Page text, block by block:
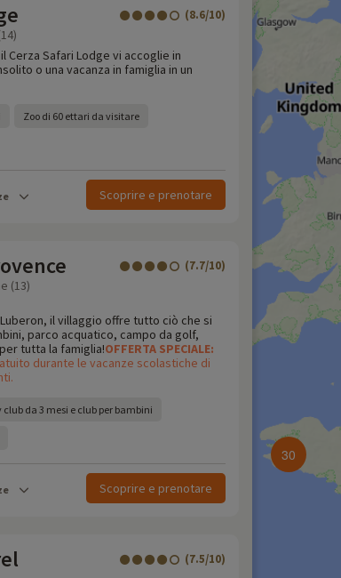
(8.6/10)
Cerza Safari Lodge vi accoglie in
o una vacanza in famiglia in un
Zoo di 60 ettari da visitare
Scoprire e prenotare
(7.7/10)
(13)
il villaggio offre tutto ciò che si
parco acquatico, campo da golf,
tutta la famiglia!OFFERTA SPECIALE:
durante le vacanze scolastiche di
club da 3 mesi e club per bambini
Scoprire e prenotare
(7.5/10)
30